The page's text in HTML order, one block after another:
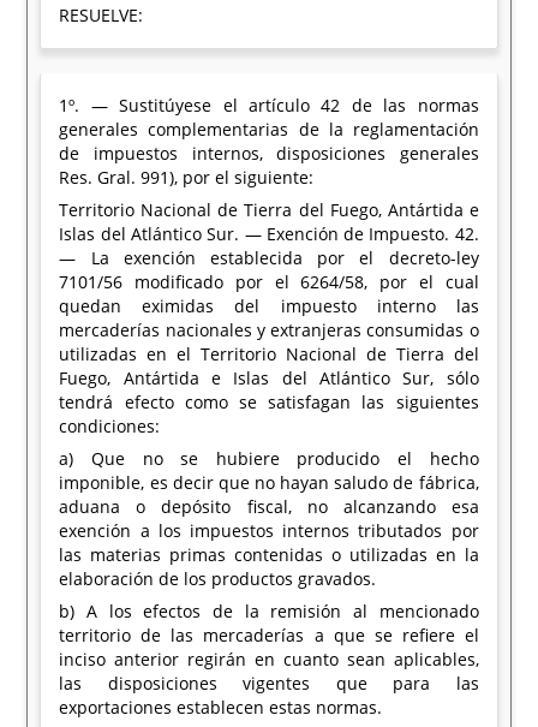
RESUELVE:
1º. — Sustitúyese el artículo 42 de las normas
generales complementarias de la reglamentación
de impuestos internos, disposiciones generales
Res. Gral. 991), por el siguiente:
Territorio Nacional de Tierra del Fuego, Antártida e
Islas del Atlántico Sur. — Exención de Impuesto. 42.
— La exención establecida por el decreto-ley
7101/56 modificado por el 6264/58, por el cual
quedan eximidas del impuesto interno las
mercaderías nacionales y extranjeras consumidas o
utilizadas en el Territorio Nacional de Tierra del
Fuego, Antártida e Islas del Atlántico Sur, sólo
tendrá efecto como se satisfagan las siguientes
condiciones:
a) Que no se hubiere producido el hecho
imponible, es decir que no hayan saludo de fábrica,
aduana o depósito fiscal, no alcanzando esa
exención a los impuestos internos tributados por
las materias primas contenidas o utilizadas en la
elaboración de los productos gravados.
b) A los efectos de la remisión al mencionado
territorio de las mercaderías a que se refiere el
inciso anterior regirán en cuanto sean aplicables,
las disposiciones vigentes que para las
exportaciones establecen estas normas.